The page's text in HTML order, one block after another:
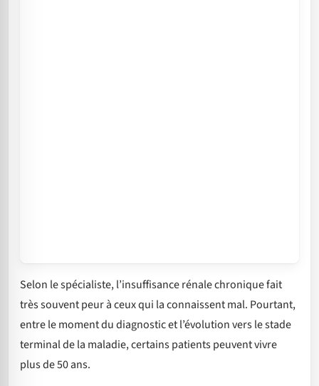
Selon le spécialiste, l’insuffisance rénale chronique fait
très souvent peur à ceux qui la connaissent mal. Pourtant,
entre le moment du diagnostic et l’évolution vers le stade
terminal de la maladie, certains patients peuvent vivre
plus de 50 ans.